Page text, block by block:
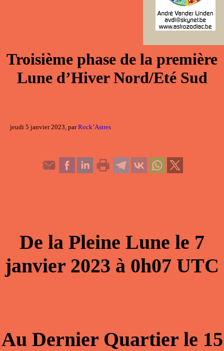
Troisième phase de la première
Lune d’Hiver Nord/Eté Sud
jeudi 5 janvier 2023, parRock’Astres
De la Pleine Lune le 7
janvier 2023 à 0h07 UTC
Au Dernier Quartierle 15